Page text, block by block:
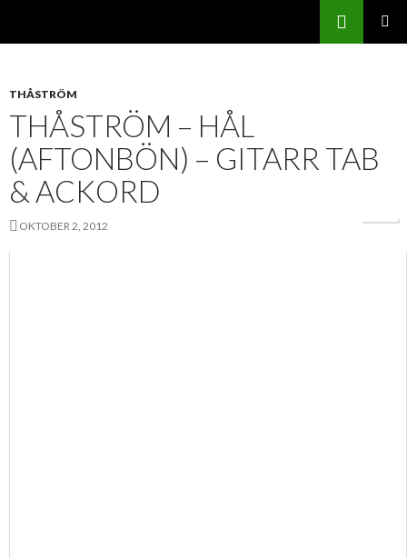
THÅSTRÖM
THÅSTRÖM – HÅL
(AFTONBÖN) – GITARR TAB
& ACKORD
OKTOBER 2, 2012